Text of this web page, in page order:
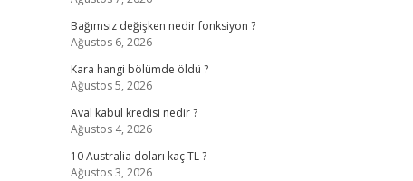
Bağımsız değişken nedir fonksiyon ?
Ağustos 6, 2026
Kara hangi bölümde öldü ?
Ağustos 5, 2026
Aval kabul kredisi nedir ?
Ağustos 4, 2026
10 Australia doları kaç TL ?
Ağustos 3, 2026